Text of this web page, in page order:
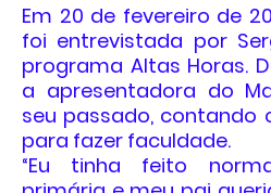
Em 20 de fevereiro de
foi entrevistada por
programa Altas Horas.
a apresentadora do
seu passado, contando
para fazer faculdade.
“Eu tinha feito